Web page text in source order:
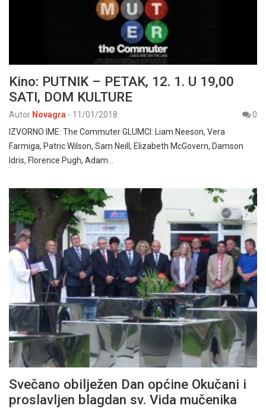
Kino: PUTNIK – PETAK, 12. 1. U 19,00
SATI, DOM KULTURE
Autor Novagra - 11/01/2018
0
IZVORNO IME: The Commuter GLUMCI: Liam Neeson, Vera
Farmiga, Patric Wilson, Sam Neill, Elizabeth McGovern, Damson
Idris, Florence Pugh, Adam…
Svečano obilježen Dan općine Okučani i
proslavljen blagdan sv. Vida mučenika